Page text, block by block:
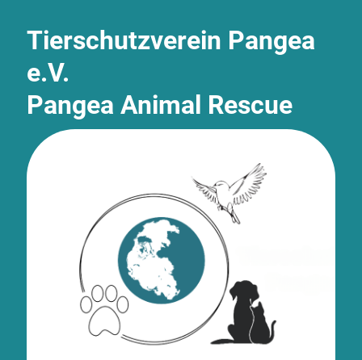
Tierschutzverein Pangea
e.V.
Pangea Animal Rescue